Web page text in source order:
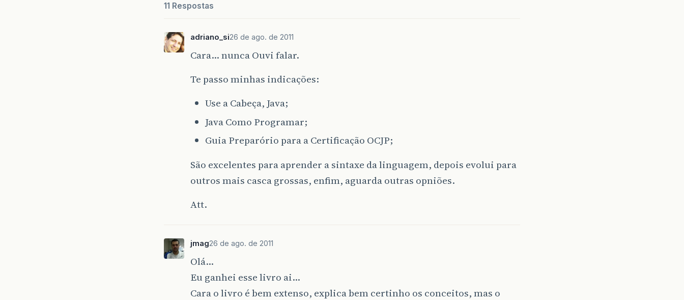
11 Respostas
adriano_si26 de ago. de 2011
Cara… nunca Ouvi falar.
Te passo minhas indicações:
Use a Cabeça, Java;
Java Como Programar;
Guia Preparório para a Certificação OCJP;
São excelentes para aprender a sintaxe da linguagem, depois evolui para
outros mais casca grossas, enfim, aguarda outras opniões.
Att.
jmag26 de ago. de 2011
Olá…
Eu ganhei esse livro ai…
Cara o livro é bem extenso, explica bem certinho os conceitos, mas o